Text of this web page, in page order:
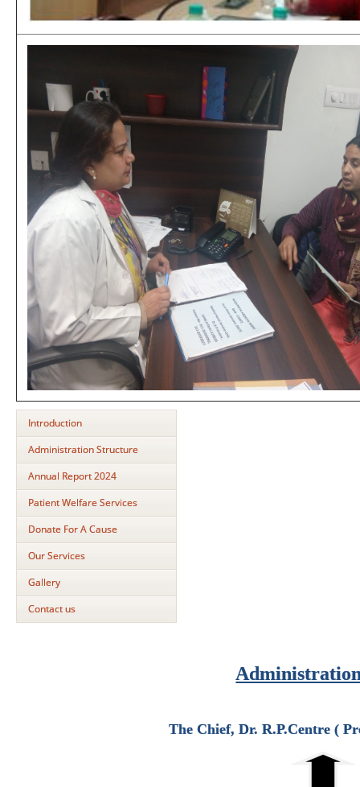
Introduction
Administration Structure
Annual Report 2024
Patient Welfare Services
Donate For A Cause
Our Services
Gallery
Contact us
The Chief, Dr. R.P.Centre (